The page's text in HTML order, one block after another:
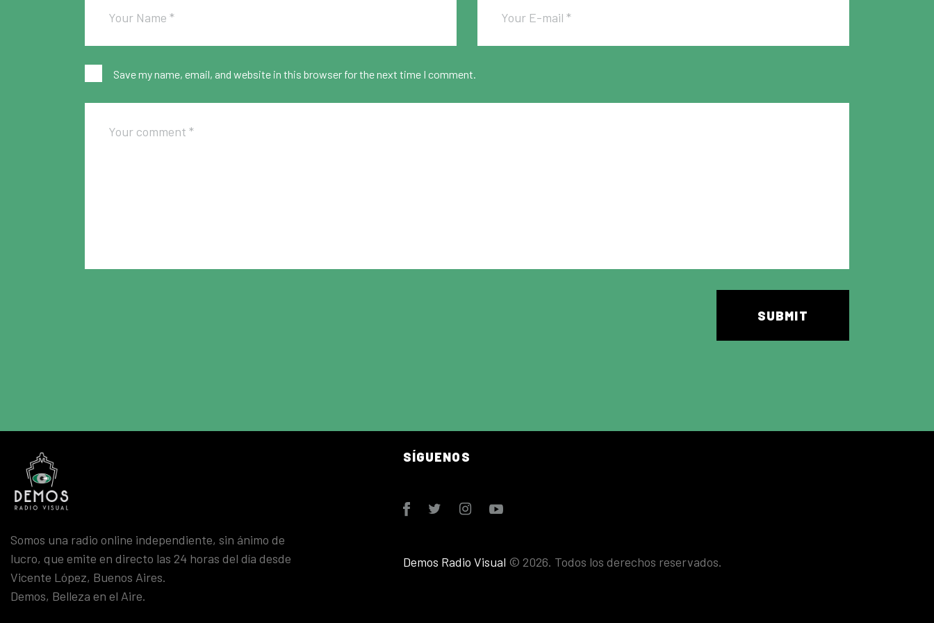
Save my name, email, and website in this browser for the next time I comment.
Somos una radio online independiente, sin ánimo de
lucro, que emite en directo las 24 horas del día desde
Vicente López, Buenos Aires.
Demos, Belleza en el Aire.
SÍGUENOS
Demos Radio Visual © 2026. Todos los derechos reservados.